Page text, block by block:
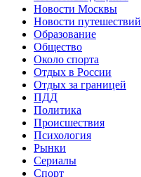
Новости Москвы
Новости путешествий
Образование
Общество
Около спорта
Отдых в России
Отдых за границей
ПДД
Политика
Происшествия
Психология
Рынки
Сериалы
Спорт